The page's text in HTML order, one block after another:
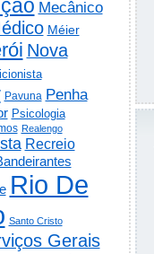
Mecânico
Méier
Nova
Pavuna Penha
Psicologia
Realengo
Recreio
Rio De
Santo Cristo
Gerais